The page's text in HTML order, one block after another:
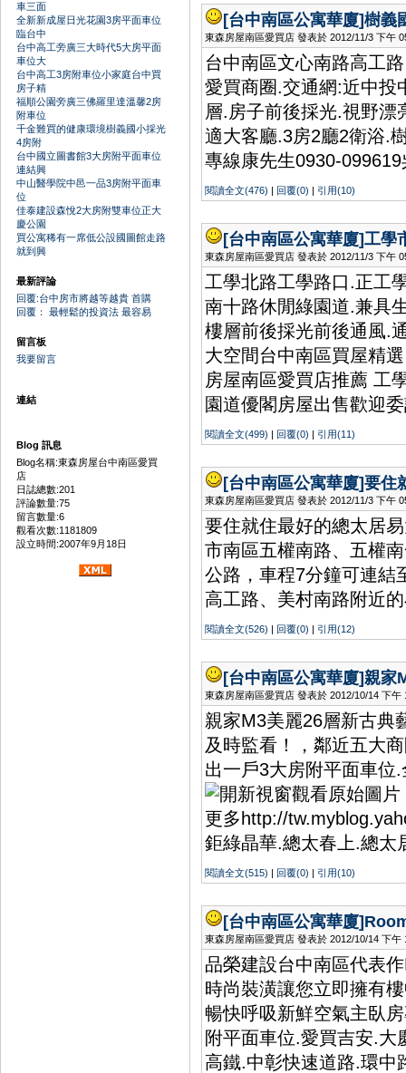
車三面
全新新成屋日光花園3房平面車位
臨台中
台中高工旁廣三大時代5大房平面
車位大
台中高工3房附車位小家庭台中買
房子精
福順公園旁廣三佛羅里達溫馨2房
附車位
千金難買的健康環境樹義國小採光
4房附
台中國立圖書館3大房附平面車位
連結興
中山醫學院中邑一品3房附平面車
位
佳泰建設森悅2大房附雙車位正大
慶公園
買公寓稀有一席低公設國圖館走路
就到興
最新評論
回覆:台中房市將越等越貴 首購
回覆： 最輕鬆的投資法 最容易
留言板
我要留言
連結
Blog 訊息
Blog名稱:東森房屋台中南區愛買
店
日誌總數:201
評論數量:75
留言數量:6
觀看次數:1181809
設立時間:2007年9月18日
[台中南區公寓華廈]樹義
東森房屋南區愛買店 發表於 2012/11/3 下午
台中南區文心南路高工
愛買商圈.交通網:近中投
層.房子前後採光.視野漂
適大客廳.3房2廳2衛浴.
專線康先生0930-
閱讀全文(476) | 回覆(0) | 引用(10)
[台中南區公寓華廈]工學
東森房屋南區愛買店 發表於 2012/11/3 下午
工學北路工學路口.正工
南十路休閒綠園道.兼具
樓層前後採光前後通風.
大空間台中南區買屋精選
房屋南區愛買店推薦 工
園道優閣房屋出售歡迎
閱讀全文(499) | 回覆(0) | 引用(11)
[台中南區公寓華廈]要住
東森房屋南區愛買店 發表於 2012/11/3 下午
要住就住最好的總太居
市南區五權南路、五權
公路，車程7分鐘可連結
高工路、美村南路附近
閱讀全文(526) | 回覆(0) | 引用(12)
[台中南區公寓華廈]親家
東森房屋南區愛買店 發表於 2012/10/14 下午
親家M3美麗26層新古典
及時監看！，鄰近五大
出一戶3大房附平面車位
更多http://
鉅綠晶華.總太春上.總太
閱讀全文(515) | 回覆(0) | 引用(10)
[台中南區公寓華廈]
東森房屋南區愛買店 發表於 2012/10/14 下午
品榮建設台中南區代表
時尚裝潢讓您立即擁有
暢快呼吸新鮮空氣主臥
附平面車位.愛買吉安.大
高鐵.中彰快速道路.環中